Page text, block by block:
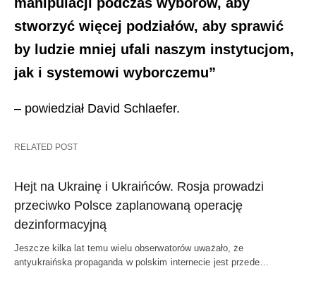
stworzyć więcej podziałów, aby sprawić
by ludzie mniej ufali naszym instytucjom,
jak i systemowi wyborczemu”
– powiedział David Schlaefer.
RELATED POST
Hejt na Ukrainę i Ukraińców. Rosja prowadzi
przeciwko Polsce zaplanowaną operację
dezinformacyjną
Jeszcze kilka lat temu wielu obserwatorów uważało, że
antyukraińska propaganda w polskim internecie jest przede…